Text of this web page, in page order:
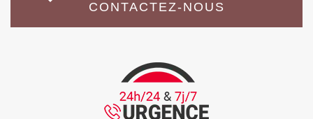
CONTACTEZ-NOUS